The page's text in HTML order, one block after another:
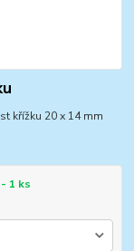
křížku 20 x 14 mm
1 ks